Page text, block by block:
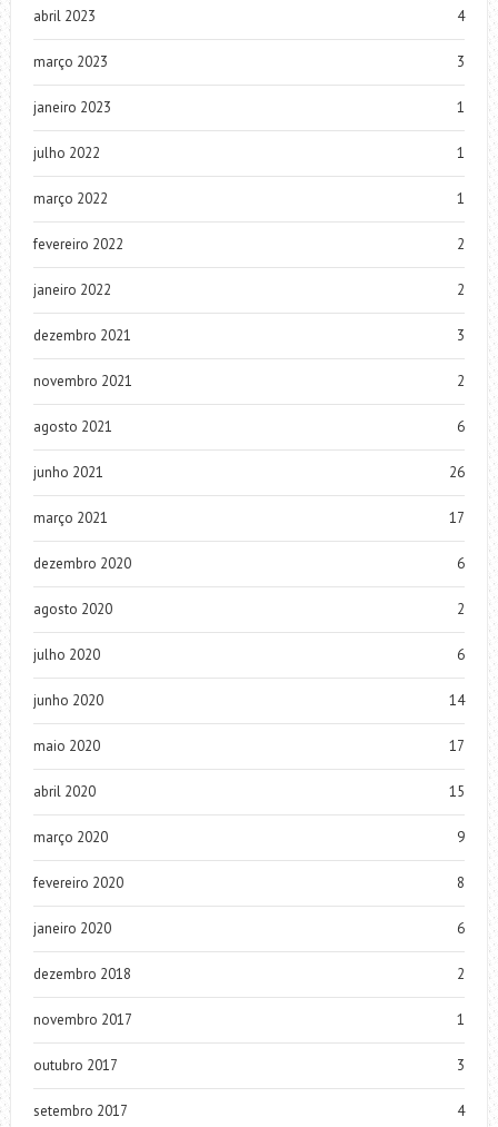
abril 2023 4
março 2023 3
janeiro 2023 1
julho 2022 1
março 2022 1
fevereiro 2022 2
janeiro 2022 2
dezembro 2021 3
novembro 2021 2
agosto 2021 6
junho 2021 26
março 2021 17
dezembro 2020 6
agosto 2020 2
julho 2020 6
junho 2020 14
maio 2020 17
abril 2020 15
março 2020 9
fevereiro 2020 8
janeiro 2020 6
dezembro 2018 2
novembro 2017 1
outubro 2017 3
setembro 2017 4